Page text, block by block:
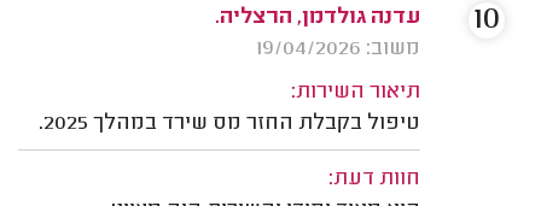
עדנה גולדמן, הרצליה.
משוב: 19/04/2026
תיאור השירות:
טיפול בקבלת החזר מס שירד במהלך 2025.
חוות דעת:
10